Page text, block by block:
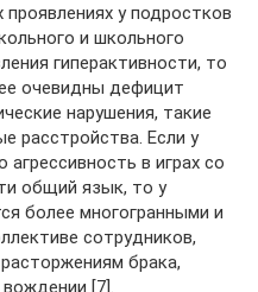
у подростков
и школьного
гиперактивности, то
очевидны дефицит
нарушения, такие
расстройства. Если у
в играх со
общий язык, то у
более многогранными и
сотрудников,
брака,
[7].